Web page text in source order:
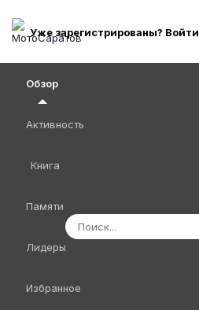
Уже зарегистрированы? Войти
Обзор
Активность
Книга
Памяти
Лидеры
Избранное